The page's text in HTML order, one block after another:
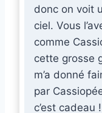
donc on voit
ciel. Vous
comme
cette grosse
m’a donné
par
c’est cadeau !